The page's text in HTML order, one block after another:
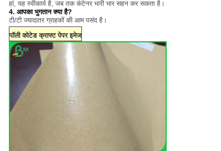
हां, यह स्वीकार्य है, जब तक कंटेनर भारी भार सहन कर सकता है।
4. आपका भुगतान क्या है?
टी/टी ज्यादातर ग्राहकों की आम पसंद है।
पॉली कोटेड क्राफ्ट पेपर इमेज